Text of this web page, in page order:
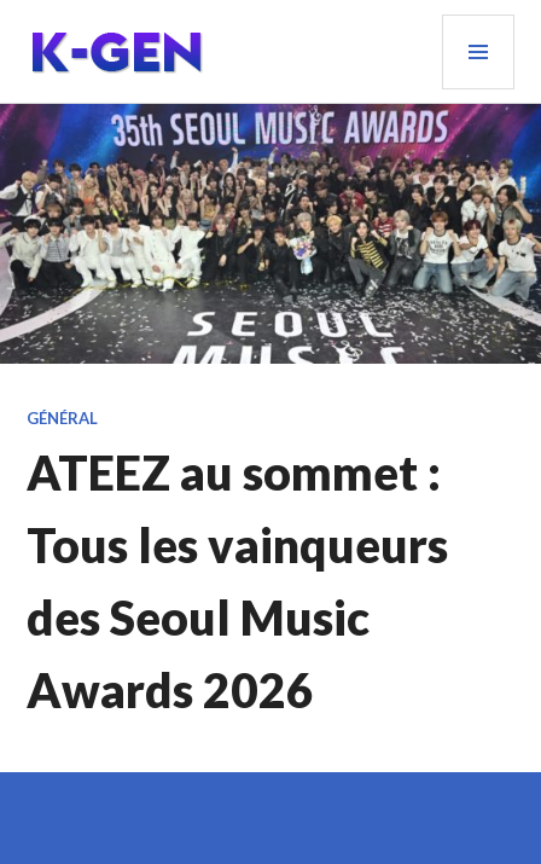
contenu
principal
K-GEN
GÉNÉRAL
ATEEZ au sommet :
Tous les vainqueurs
des Seoul Music
Awards 2026